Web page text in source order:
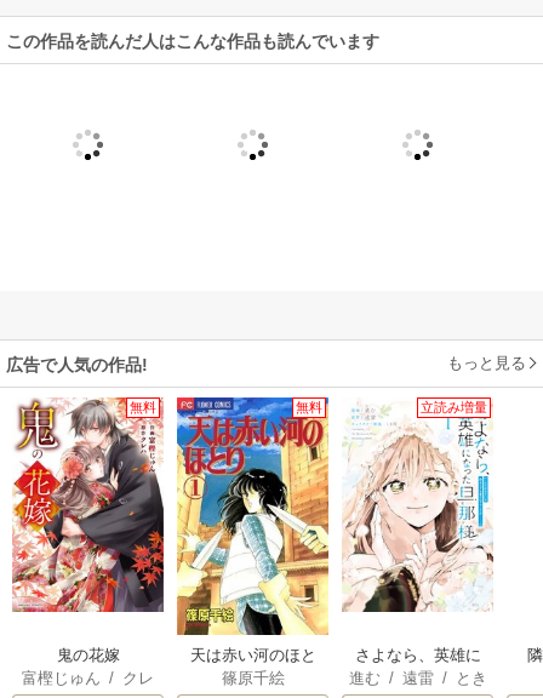
この作品を読んだ人はこんな作品も読んでいます
広告で人気の作品! もっと見る
無料
鬼の花嫁
富樫じゅん / クレ
無料
天は赤い河のほと
り
篠原千絵
立読み増量
さよなら、英雄に
なった旦那様 ～
進む / 遠雷/ とき